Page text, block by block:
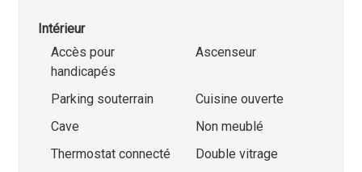
Intérieur
Accès pour
handicapés
Ascenseur
Parking souterrain
Cuisine ouverte
Cave
Non meublé
Thermostat connecté
Double vitrage